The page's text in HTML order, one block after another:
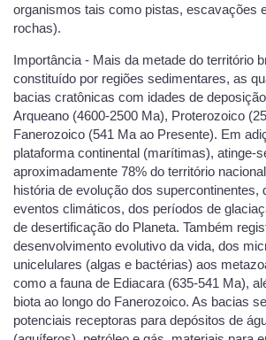
organismos tais como pistas, escavações
rochas).
Importância - Mais da metade do território
constituído por regiões sedimentares, as
bacias cratônicas com idades de
Arqueano (4600-2500 Ma), Proterozoico
Fanerozoico (541 Ma ao Presente). Em
plataforma continental (marítimas), atinge-
aproximadamente 78% do território
história de evolução dos supercontinentes,
eventos climáticos, dos períodos de
de desertificação do Planeta. Também
desenvolvimento evolutivo da vida, dos
unicelulares (algas e bactérias) aos
como a fauna de Ediacara (635-541 Ma),
biota ao longo do Fanerozoico. As bacias
potenciais receptoras para depósitos de